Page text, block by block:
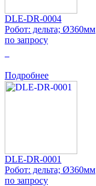
DLE-DR-0004
Робот: дельта; Ø360мм
по запросу
Подробнее
DLE-DR-0001
Робот: дельта; Ø360мм
по запросу